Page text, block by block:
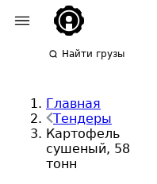
Найти грузы
Главная
Тендеры
Картофель
сушеный, 58
тонн